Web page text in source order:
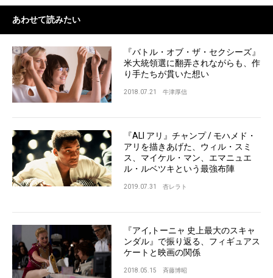
あわせて読みたい
『バトル・オブ・ザ・セクシーズ』
米大統領選に翻弄されながらも、作
り手たちが貫いた想い
2018.07.21 牛津厚信
『ALI アリ』チャンプ / モハメド・
アリを描きあげた、ウィル・スミ
ス、マイケル・マン、エマニュエ
ル・ルベツキという最強布陣
2019.07.31 杏レラト
『アイ,トーニャ 史上最大のスキャ
ンダル』で振り返る、フィギュアス
ケートと映画の関係
2018.05.15 斉藤博昭